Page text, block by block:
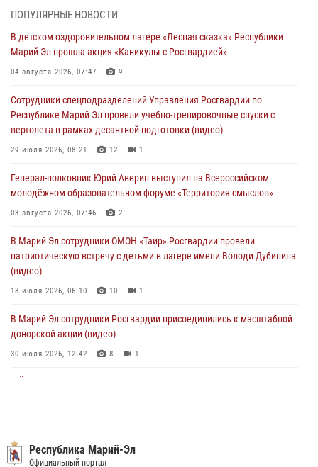
празднования Дня ВДВ и проведения матчевого турнира на Кубок
Раимкуля Малахбекова
03 августа 2026, 06:52 7
Центральная войсковая комендатура Росгвардии отмечает день
образования 2 августа
02 августа 2026, 11:44
мировой войне 1914-1918 годов
01 августа 2026, 11:42
Российской Федерации
01 августа 2026, 06:40
ПОПУЛЯРНЫЕ НОВОСТИ
В детском оздоровительном лагере «Лесная сказка» Республики
Марий Эл прошла акция «Каникулы с Росгвардией»
04 августа 2026, 07:47 9
Сотрудники спецподразделений Управления Росгвардии по
Республике Марий Эл провели учебно-тренировочные спуски с
вертолета в рамках десантной подготовки (видео)
29 июля 2026, 08:21 12 1
Генерал-полковник Юрий Аверин выступил на Всероссийском
молодёжном образовательном форуме «Территория смыслов»
03 августа 2026, 07:46 2
В Марий Эл сотрудники ОМОН «Таир» Росгвардии провели
патриотическую встречу с детьми в лагере имени Володи Дубинина
(видео)
18 июля 2026, 06:10 10 1
В Марий Эл сотрудники Росгвардии присоединились к масштабной
донорской акции (видео)
30 июля 2026, 12:42 8 1
В Йошкар-Оле для сотрудников Росгвардии провели занятие по
Республика Марий-Эл
Официальный портал